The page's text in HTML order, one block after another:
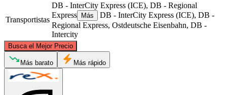
Transportistas
DB - InterCity Express (ICE), DB - Regional
Express Más
DB - InterCity Express (ICE), DB -
Regional Express, Ostdeutsche Eisenbahn, DB -
Intercity
Busca el Mejor Precio
Más barato Más rápido